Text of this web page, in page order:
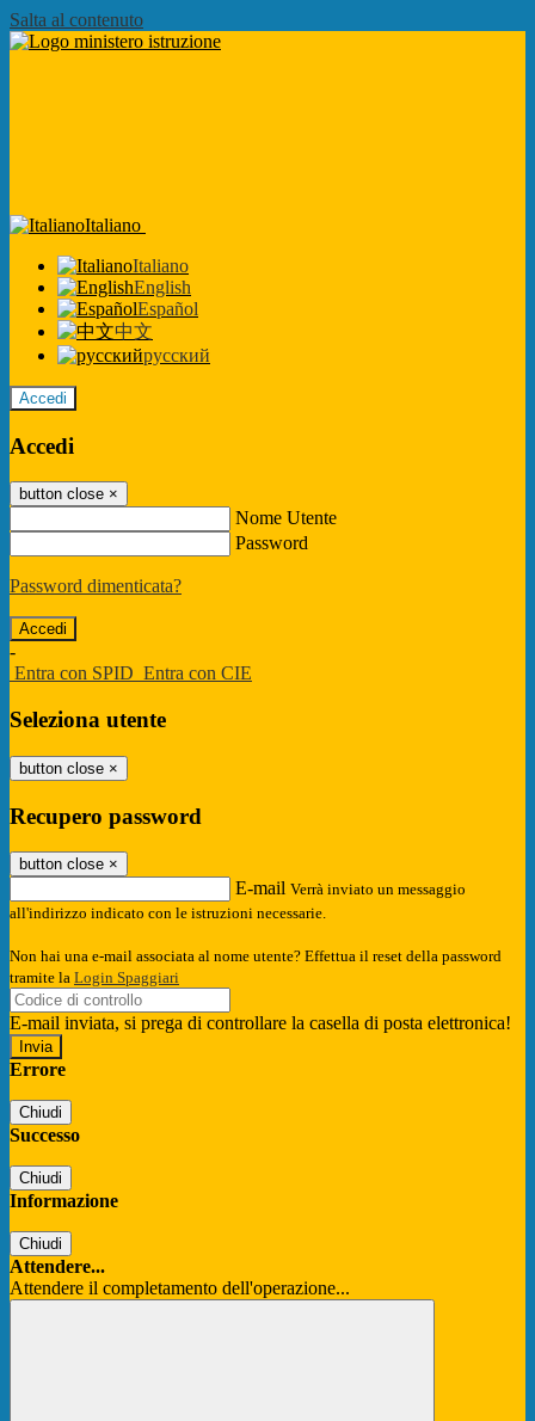
Salta al contenuto
Italiano
Italiano
English
Español
中文
русский
Accedi
Accedi
button close ×
Nome Utente
Password
Password dimenticata?
-
Entra con SPID Entra con CIE
Seleziona utente
button close ×
Recupero password
button close ×
E-mail Verrà inviato un messaggio
all'indirizzo indicato con le istruzioni necessarie.
Non hai una e-mail associata al nome utente? Effettua il reset della password
tramite la Login Spaggiari
E-mail inviata, si prega di controllare la casella di posta elettronica!
Errore
Chiudi
Successo
Chiudi
Informazione
Chiudi
Attendere...
Attendere il completamento dell'operazione...